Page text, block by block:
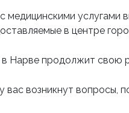
медицинскими услугами
в центре
Нарве продолжит свою
вас возникнут вопросы,